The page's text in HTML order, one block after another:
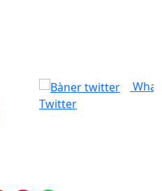
Twitter